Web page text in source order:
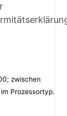
zwischen
Prozessortyp.